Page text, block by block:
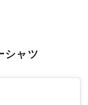
シャツ